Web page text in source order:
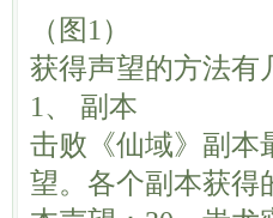
（图1）
获得声望的方法有
1、 副本
击败《仙域》副本
望。各个副本获得